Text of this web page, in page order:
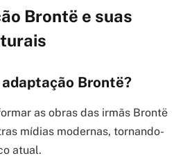
Brontë e suas
Brontë?
as obras das irmãs Brontë
mídias modernas, tornando-
atual.